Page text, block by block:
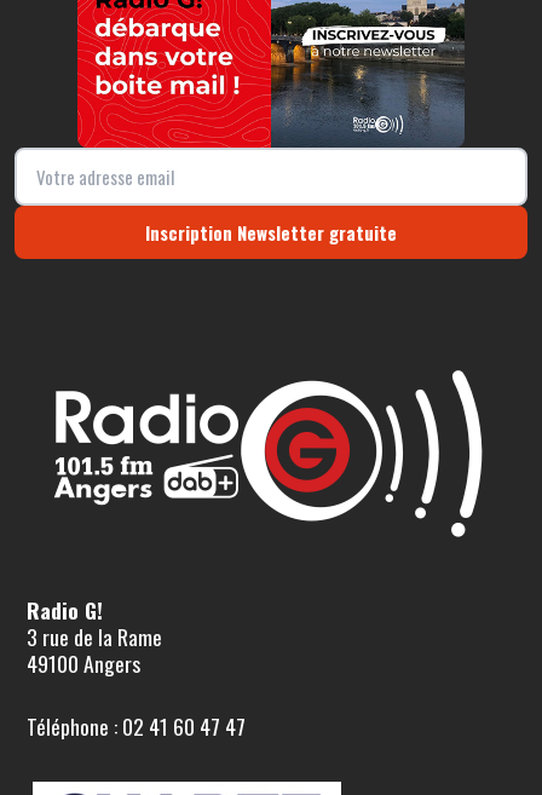
Inscription Newsletter gratuite
Radio G!
3 rue de la Rame
49100 Angers
Téléphone : 02 41 60 47 47